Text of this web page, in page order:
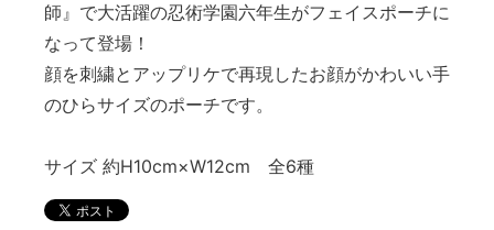
師』で大活躍の忍術学園六年生がフェイスポーチに
なって登場！
顔を刺繍とアップリケで再現したお顔がかわいい手
のひらサイズのポーチです。
サイズ 約H10cm×W12cm 全6種